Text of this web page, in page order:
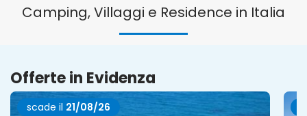
Camping, Villaggi e Residence in Italia
Offerte in Evidenza
scade il 21/08/26